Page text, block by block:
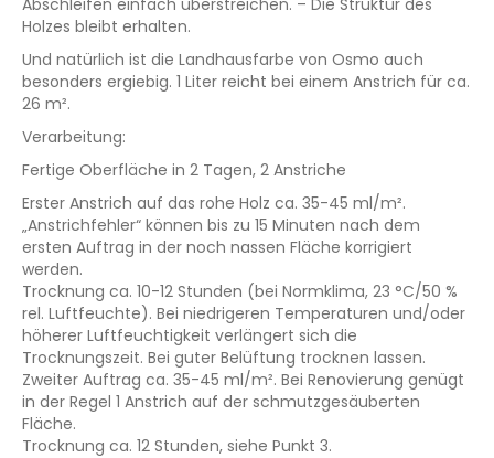
Abschleifen einfach überstreichen. – Die Struktur des
Holzes bleibt erhalten.
Und natürlich ist die Landhausfarbe von Osmo auch
besonders ergiebig. 1 Liter reicht bei einem Anstrich für ca.
26 m².
Verarbeitung:
Fertige Oberfläche in 2 Tagen, 2 Anstriche
Erster Anstrich auf das rohe Holz ca. 35-45 ml/m².
„Anstrichfehler“ können bis zu 15 Minuten nach dem
ersten Auftrag in der noch nassen Fläche korrigiert
werden.
Trocknung ca. 10-12 Stunden (bei Normklima, 23 °C/50 %
rel. Luftfeuchte). Bei niedrigeren Temperaturen und/oder
höherer Luftfeuchtigkeit verlängert sich die
Trocknungszeit. Bei guter Belüftung trocknen lassen.
Zweiter Auftrag ca. 35-45 ml/m². Bei Renovierung genügt
in der Regel 1 Anstrich auf der schmutzgesäuberten
Fläche.
Trocknung ca. 12 Stunden, siehe Punkt 3.